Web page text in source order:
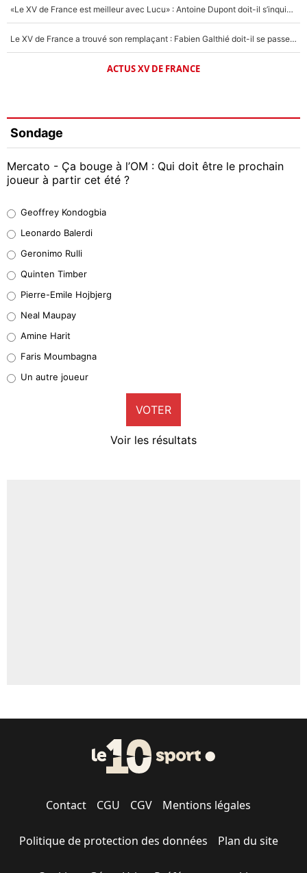
«Le XV de France est meilleur avec Lucu» : Antoine Dupont doit-il s’inquiéter pour sa place ?
Le XV de France a trouvé son remplaçant : Fabien Galthié doit-il se passer d'Antoine Dupont ?
ACTUS XV DE FRANCE
Sondage
Mercato - Ça bouge à l’OM : Qui doit être le prochain
joueur à partir cet été ?
38%
32%
5%
1%
9%
Geoffrey Kondogbia
Leonardo Balerdi
Geronimo Rulli
Quinten Timber
Pierre-Emile Hojbjerg
Neal Maupay
Amine Harit
Faris Moumbagna
Un autre joueur
VOTER
Voir les résultats
Contact CGU CGV Mentions légales
Politique de protection des données Plan du site